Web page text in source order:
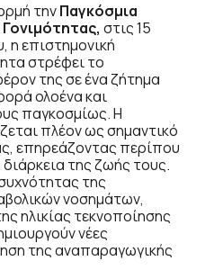
τηνΠαγκόσμια
στις 15
η επιστημονική
στρέφει το
της σε ένα ζήτημα
ολοένα και
παγκοσμίως. Η
πλέον ως σημαντικό
επηρεάζοντας περίπου
της ζωής τους.
της
νοσημάτων,
ηλικίας τεκνοποίησης
νέες
της αναπαραγωγικής